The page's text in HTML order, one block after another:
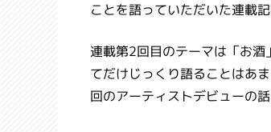
ことを語っていただいた連載記
連載第2回目のテーマは「お
てだけじっくり語ることはあ
回のアーティストデビューの